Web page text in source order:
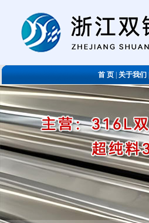
首 页关于我们